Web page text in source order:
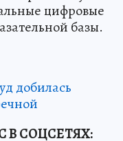
цифровые
базы.
добилась
СОЦСЕТЯХ: